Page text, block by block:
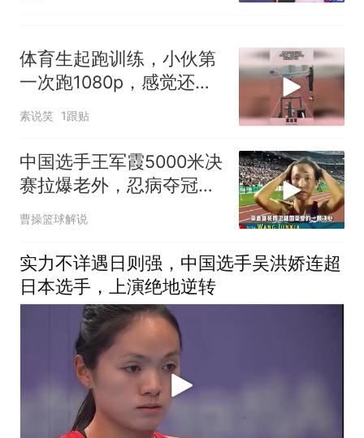
体育生起跑训练，小伙第
一次跑1080p，感觉还不
错！
素说笑 1跟贴
中国选手王军霞5000米决
赛拉爆老外，忍病夺冠扬
我国威！
曹操篮球解说
实力不详遇日则强，中国选手吴洪娇连超
日本选手，上演绝地逆转